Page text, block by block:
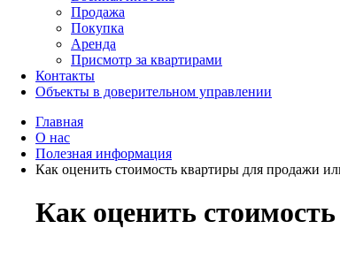
Продажа
Покупка
Аренда
Присмотр за квартирами
Контакты
Объекты в доверительном управлении
Главная
О нас
Полезная информация
Как оценить стоимость квартиры для продажи
Как оценить